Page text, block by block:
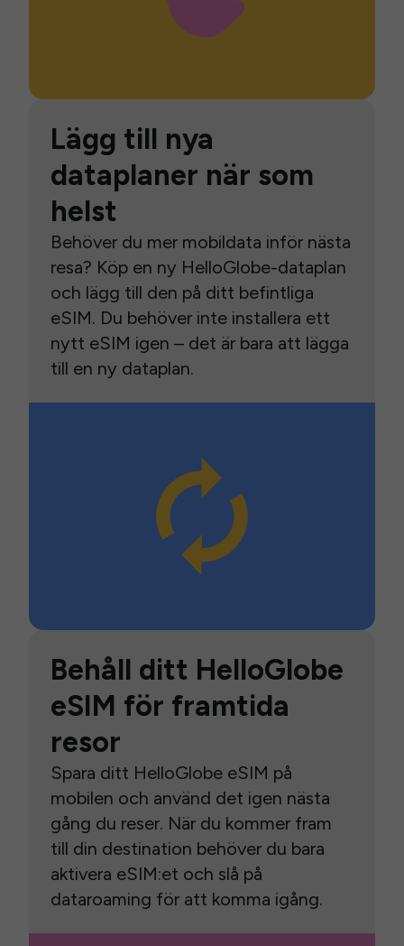
Lägg till nya
dataplaner när som
helst
Behöver du mer mobildata inför nästa
resa? Köp en ny HelloGlobe-dataplan
och lägg till den på ditt befintliga
eSIM. Du behöver inte installera ett
nytt eSIM igen – det är bara att lägga
till en ny dataplan.
Behåll ditt HelloGlobe
eSIM för framtida
resor
Spara ditt HelloGlobe eSIM på
mobilen och använd det igen nästa
gång du reser. När du kommer fram
till din destination behöver du bara
aktivera eSIM:et och slå på
dataroaming för att komma igång.